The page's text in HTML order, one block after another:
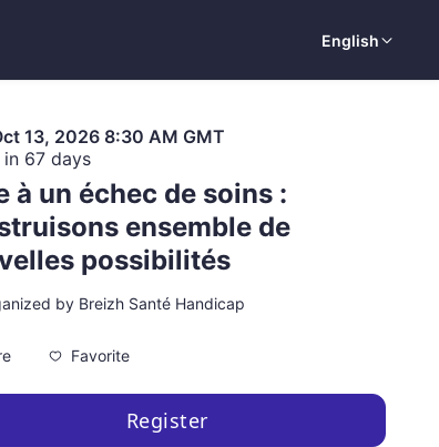
English
13, 2026 8:30 AM GMT
67 days
à un échec de soins :
ensemble de
possibilités
by Breizh Santé Handicap
Favorite
Register